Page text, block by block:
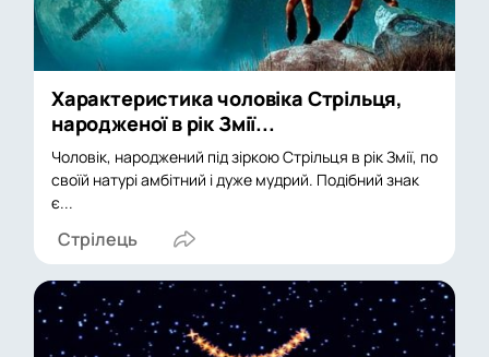
Характеристика чоловіка Стрільця,
народженої в рік Змії...
Чоловік, народжений під зіркою Стрільця в рік Змії, по
своїй натурі амбітний і дуже мудрий. Подібний знак
є...
Стрілець